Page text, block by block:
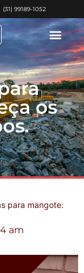
(31) 99189-1052
os
para mangote:
am